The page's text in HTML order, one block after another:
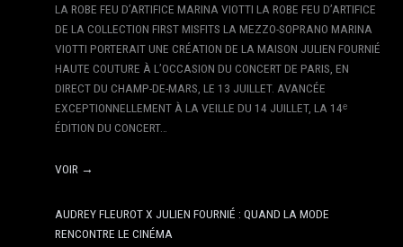
LA ROBE FEU D’ARTIFICE MARINA VIOTTI LA ROBE FEU D’ARTIFICE
DE LA COLLECTION FIRST MISFITS LA MEZZO-SOPRANO MARINA
VIOTTI PORTERAIT UNE CRÉATION DE LA MAISON JULIEN FOURNIÉ
HAUTE COUTURE À L’OCCASION DU CONCERT DE PARIS, EN
DIRECT DU CHAMP-DE-MARS, LE 13 JUILLET. AVANCÉE
EXCEPTIONNELLEMENT À LA VEILLE DU 14 JUILLET, LA 14ᵉ
ÉDITION DU CONCERT…
VOIR →
AUDREY FLEUROT X JULIEN FOURNIÉ : QUAND LA MODE
RENCONTRE LE CINÉMA